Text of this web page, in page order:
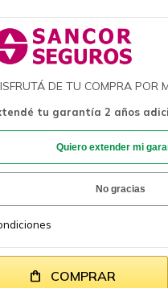
DE TU COMPRA POR
tu garantía 2 años
Quiero extender mi
No gracias
COMPRAR